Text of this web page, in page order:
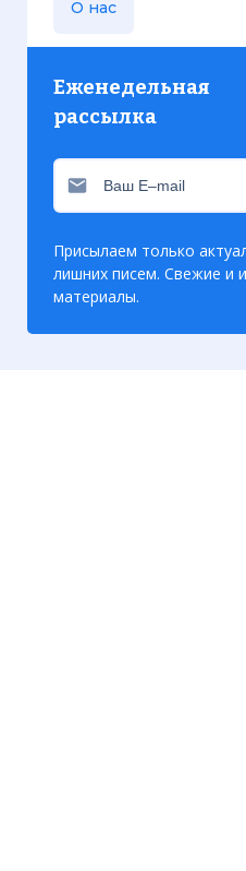
О нас
Еженедельная
рассылка
Присылаем только
лишних писем. Свежие и
материалы.